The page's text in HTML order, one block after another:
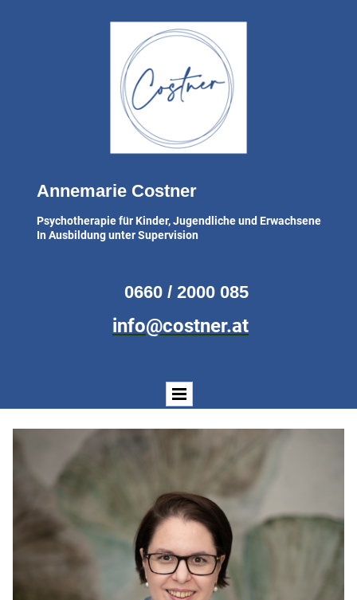
Annemarie Costner
Psychotherapie für Kinder, Jugendliche und Erwachsene
In Ausbildung unter Supervision
0660 / 2000 085
info@costner.at